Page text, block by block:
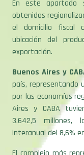
el domicilio fiscal
ubicación del
exportación.
Buenos Aires y CABA:
país, representando
por las economías
Aires y CABA
3.642,5 millones,
interanual del 8,6%
El complejo más
porcino y caprino,